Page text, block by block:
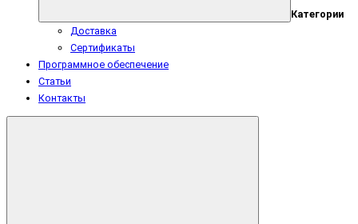
Категории
Доставка
Сертификаты
Программное обеспечение
Статьи
Контакты